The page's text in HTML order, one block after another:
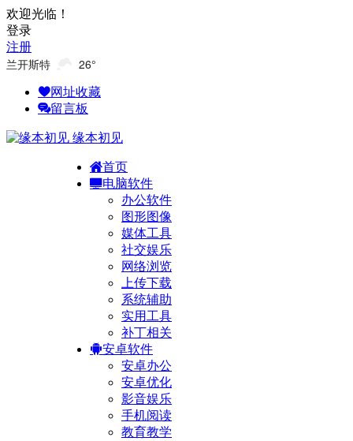
欢迎光临！
登录
注册
兰开斯特 26°
网址收藏
留言板
缘本初见
首页
电脑软件
办公软件
图形图像
媒体工具
社交娱乐
网络浏览
上传下载
系统辅助
实用工具
补丁相关
安卓软件
安卓办公
安卓优化
影音娱乐
手机阅读
教育教学